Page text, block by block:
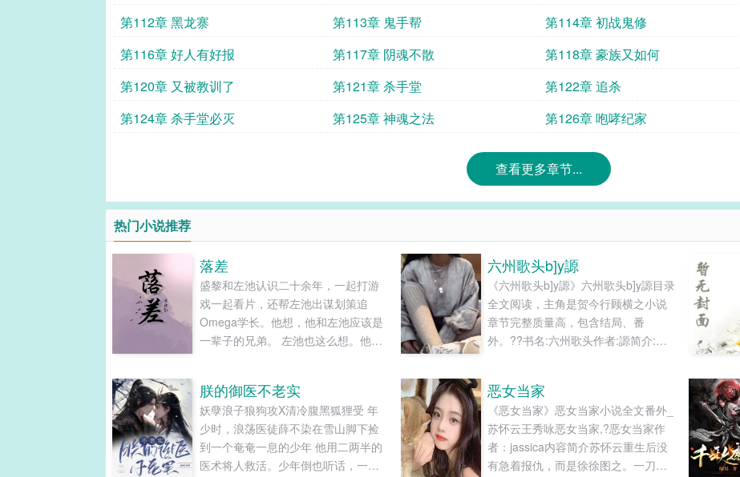
第112章 黑龙寨
第113章 鬼手帮 第114章 初战鬼修
第116章 好人有好报
第117章 阴魂不散 第118章 豪族又如何
第120章 又被教训了
第121章 杀手堂 第122章 追杀
第124章 杀手堂必灭
第125章 神魂之法 第126章 咆哮纪家
查看更多章节...
热门小说推荐
落差
盛黎和左池认识二十余年，一起打游
戏一起看片，还帮左池出谋划策追
Omega学长。他想，他和左池应该是
一辈子的兄弟。 左池也这么想。他虽
思藏得天衣无缝。 直到左池分化成
Omega的那天，他才发现自己第二性
别的检测报告是伪造的。 盛黎背着脸
红腿软的左池去了隔离室。盛黎说：
“分化成Omega也没关系，我永远把你
六州歌头b]y謜
《六州歌头b]y謜》六州歌头b]y謜目录
全文阅读，主角是贺今行顾横之小说
章节完整质量高，包含结局、番
外。??书名:六州歌头作者:謜简介:剧
渝，天赋卓绝勤勉不懈。日月红尘，
照我今行。c：横今（顾横之x贺今
行）日常向番外在隔壁，点专栏可
见...
朕的御医不老实
妖孽浪子狼狗攻X清冷腹黑狐狸受 年
少时，浪荡医徒薛不染在雪山脚下捡
到一个奄奄一息的少年 他用二两半的
医术将人救活。少年倒也听话，一个
恶女当家
《恶女当家》恶女当家小说全文番外_
苏怀云王秀咏恶女当家,?恶女当家作
者：jassica内容简介苏怀云重生后没
有急着报仇，而是徐徐图之。一刀下